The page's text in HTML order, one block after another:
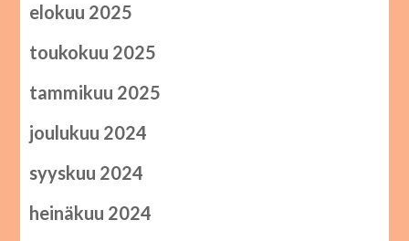
elokuu 2025
toukokuu 2025
tammikuu 2025
joulukuu 2024
syyskuu 2024
heinäkuu 2024